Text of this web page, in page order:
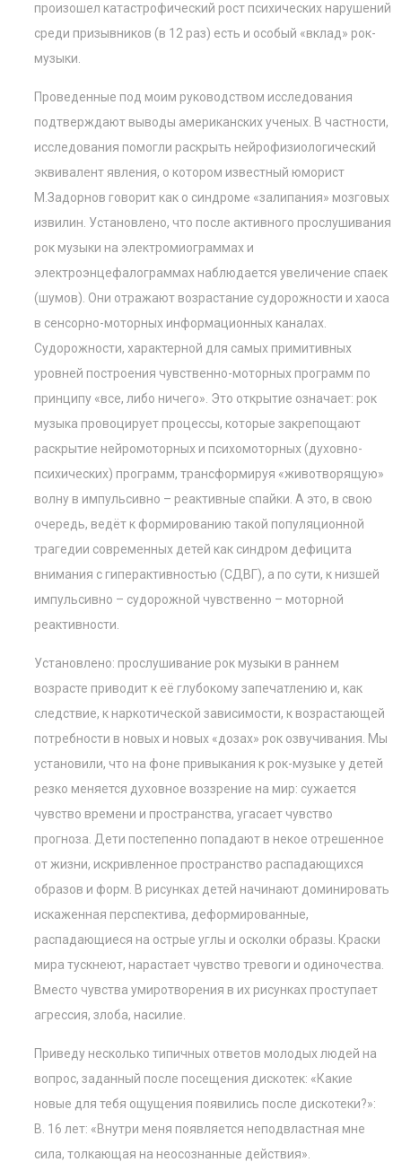
произошел катастрофический рост психических нарушений
среди призывников (в 12 раз) есть и особый «вклад» рок-
музыки.
Проведенные под моим руководством исследования
подтверждают выводы американских ученых. В частности,
исследования помогли раскрыть нейрофизиологический
эквивалент явления, о котором известный юморист
М.Задорнов говорит как о синдроме «залипания» мозговых
извилин. Установлено, что после активного прослушивания
рок музыки на электромиограммах и
электроэнцефалограммах наблюдается увеличение спаек
(шумов). Они отражают возрастание судорожности и хаоса
в сенсорно-моторных информационных каналах.
Судорожности, характерной для самых примитивных
уровней построения чувственно-моторных программ по
принципу «все, либо ничего». Это открытие означает: рок
музыка провоцирует процессы, которые закрепощают
раскрытие нейромоторных и психомоторных (духовно-
психических) программ, трансформируя «животворящую»
волну в импульсивно – реактивные спайки. А это, в свою
очередь, ведёт к формированию такой популяционной
трагедии современных детей как синдром дефицита
внимания с гиперактивностью (СДВГ), а по сути, к низшей
импульсивно – судорожной чувственно – моторной
реактивности.
Установлено: прослушивание рок музыки в раннем
возрасте приводит к её глубокому запечатлению и, как
следствие, к наркотической зависимости, к возрастающей
потребности в новых и новых «дозах» рок озвучивания. Мы
установили, что на фоне привыкания к рок-музыке у детей
резко меняется духовное воззрение на мир: сужается
чувство времени и пространства, угасает чувство
прогноза. Дети постепенно попадают в некое отрешенное
от жизни, искривленное пространство распадающихся
образов и форм. В рисунках детей начинают доминировать
искаженная перспектива, деформированные,
распадающиеся на острые углы и осколки образы. Краски
мира тускнеют, нарастает чувство тревоги и одиночества.
Вместо чувства умиротворения в их рисунках проступает
агрессия, злоба, насилие.
Приведу несколько типичных ответов молодых людей на
вопрос, заданный после посещения дискотек: «Какие
новые для тебя ощущения появились после дискотеки?»:
В. 16 лет: «Внутри меня появляется неподвластная мне
сила, толкающая на неосознанные действия».